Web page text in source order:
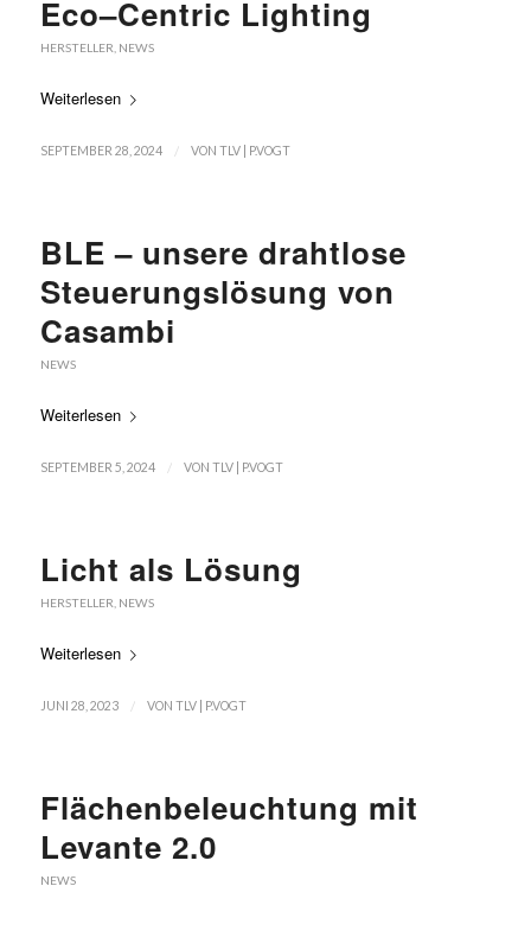
Eco–Centric Lighting
HERSTELLER NEWS
Weiterlesen
SEPTEMBER 28, 2024 / VON TLV | P.VOGT
BLE – unsere drahtlose
Steuerungslösung von
Casambi
NEWS
Weiterlesen
SEPTEMBER 5, 2024 / VON TLV | P.VOGT
Licht als Lösung
HERSTELLER NEWS
Weiterlesen
JUNI 28, 2023 / VON TLV | P.VOGT
Flächenbeleuchtung mit
Levante 2.0
NEWS